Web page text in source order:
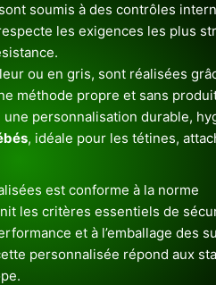
soumis à des contrôles
les exigences les plus
ou en gris, sont réalisées
méthode propre et sans
personnalisation durable,
, idéale pour les tétines,
est conforme à la norme
les critères essentiels de
et à l’emballage des
personnalisée répond aux